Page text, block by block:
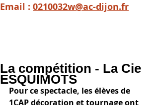
Email : 0210032w@ac-dijon.fr
La compétition - La Cie
ESQUIMOTS
Pour ce spectacle, les élèves de
1CAP décoration et tournage ont